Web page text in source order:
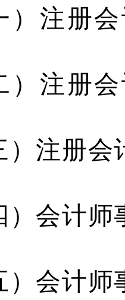
）注册
）注册
）注册
）会计
）会计